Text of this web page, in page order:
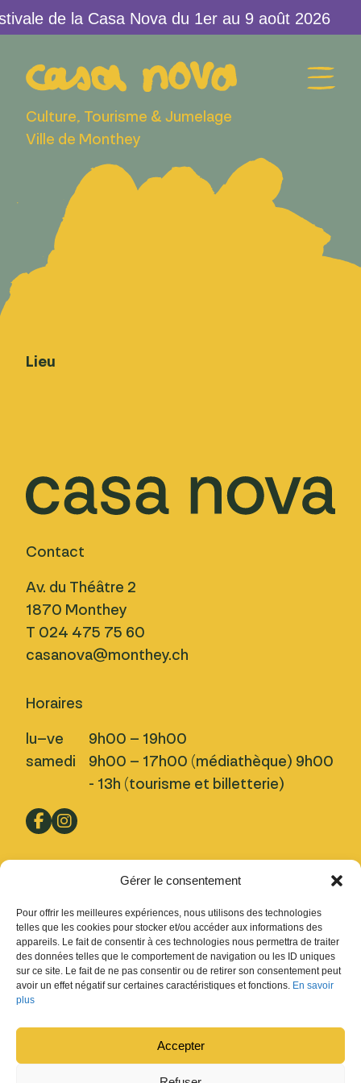
Gérer le consentement
Pour offrir les meilleures expériences, nous utilisons des technologies
telles que les cookies pour stocker et/ou accéder aux informations des
appareils. Le fait de consentir à ces technologies nous permettra de traiter
des données telles que le comportement de navigation ou les ID uniques
sur ce site. Le fait de ne pas consentir ou de retirer son consentement peut
avoir un effet négatif sur certaines caractéristiques et fonctions. En savoir
plus
Accepter
de la Casa Nova du 1er au 9 août 2026
Culture, Tourisme & Jumelage
Ville de Monthey
Lieu
Contact
Av. du Théâtre 2
1870 Monthey
T 024 475 75 60
casanova@monthey.ch
Horaires
lu–ve
samedi
9h00 – 19h00
9h00 – 17h00 (médiathèque) 9h00
- 13h (tourisme et billetterie)
Nous trouver
Inscription Newsletter
Fermetures
Design : Ludovic Chappex & Cédric Raccio
Développement :